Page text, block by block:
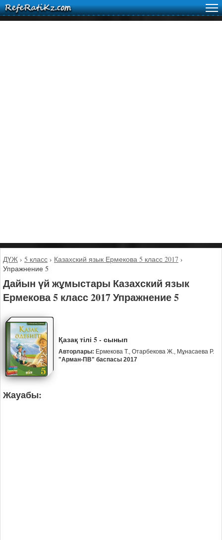
ДҮЖ › 5 класс › Казахский язык Ермекова 5 класс 2017 ›
Упражнение 5
Дайын үй жұмыстары Казахский язык
Ермекова 5 класс 2017 Упражнение 5
Қазақ тілі 5 - сынып
Авторлары: Ермекова Т., Отарбекова Ж., Мұнасаева Р.
"Арман-ПВ" баспасы 2017
Жауабы: